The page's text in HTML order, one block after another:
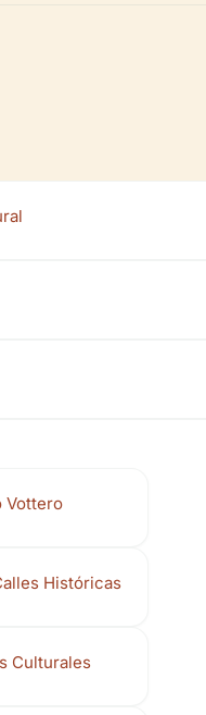
Vottero
Históricas
Culturales